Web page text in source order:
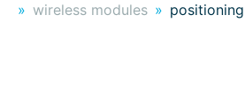
wireless modules
positioning